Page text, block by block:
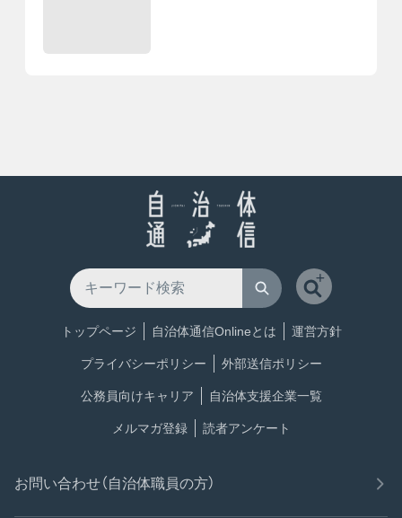
トップページ 自治体通信Onlineとは 運営方針
プライバシーポリシー 外部送信ポリシー
公務員向けキャリア 自治体支援企業一覧
メルマガ登録 読者アンケート
お問い合わせ（自治体職員の方）